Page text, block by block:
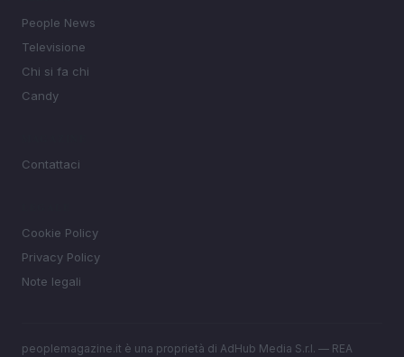
People News
Televisione
Chi si fa chi
Candy
Contattaci
Cookie Policy
Privacy Policy
Note legali
peoplemagazine.it è una proprietà di AdHub Media S.r.l. — REA